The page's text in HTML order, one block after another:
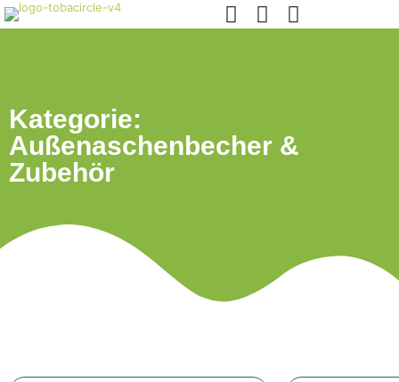
Kategorie:
Außenaschenbecher &
Zubehör